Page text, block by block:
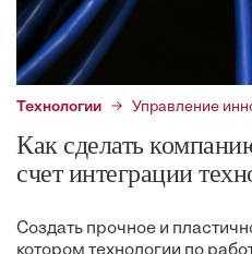
Технологии Управление
Как сделать
счет интеграции
Создать прочное и